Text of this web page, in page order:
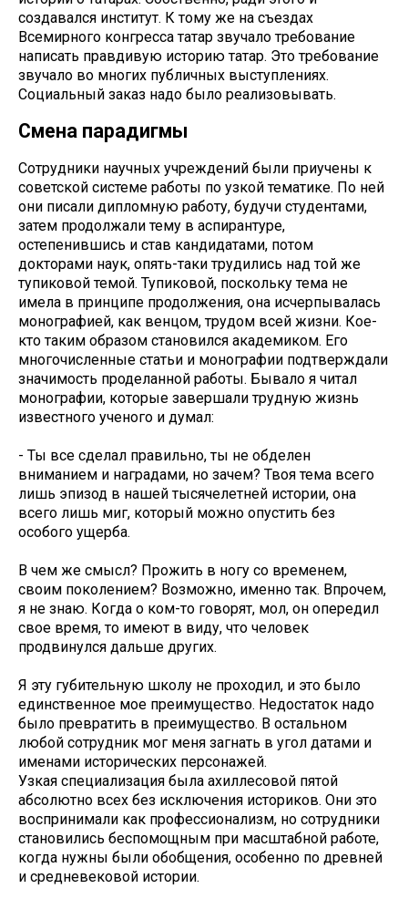
создавался институт. К тому же на съездах
Всемирного конгресса татар звучало требование
написать правдивую историю татар. Это требование
звучало во многих публичных выступлениях.
Социальный заказ надо было реализовывать.
Смена парадигмы
Сотрудники научных учреждений были приучены к
советской системе работы по узкой тематике. По ней
они писали дипломную работу, будучи студентами,
затем продолжали тему в аспирантуре,
остепенившись и став кандидатами, потом
докторами наук, опять-таки трудились над той же
тупиковой темой. Тупиковой, поскольку тема не
имела в принципе продолжения, она исчерпывалась
монографией, как венцом, трудом всей жизни. Кое-
кто таким образом становился академиком. Его
многочисленные статьи и монографии подтверждали
значимость проделанной работы. Бывало я читал
монографии, которые завершали трудную жизнь
известного ученого и думал:
- Ты все сделал правильно, ты не обделен
вниманием и наградами, но зачем? Твоя тема всего
лишь эпизод в нашей тысячелетней истории, она
всего лишь миг, который можно опустить без
особого ущерба.
В чем же смысл? Прожить в ногу со временем,
своим поколением? Возможно, именно так. Впрочем,
я не знаю. Когда о ком-то говорят, мол, он опередил
свое время, то имеют в виду, что человек
продвинулся дальше других.
Я эту губительную школу не проходил, и это было
единственное мое преимущество. Недостаток надо
было превратить в преимущество. В остальном
любой сотрудник мог меня загнать в угол датами и
именами исторических персонажей.
Узкая специализация была ахиллесовой пятой
абсолютно всех без исключения историков. Они это
воспринимали как профессионализм, но сотрудники
становились беспомощным при масштабной работе,
когда нужны были обобщения, особенно по древней
и средневековой истории.